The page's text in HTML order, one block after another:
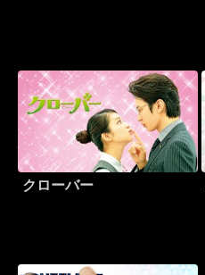
クローバー